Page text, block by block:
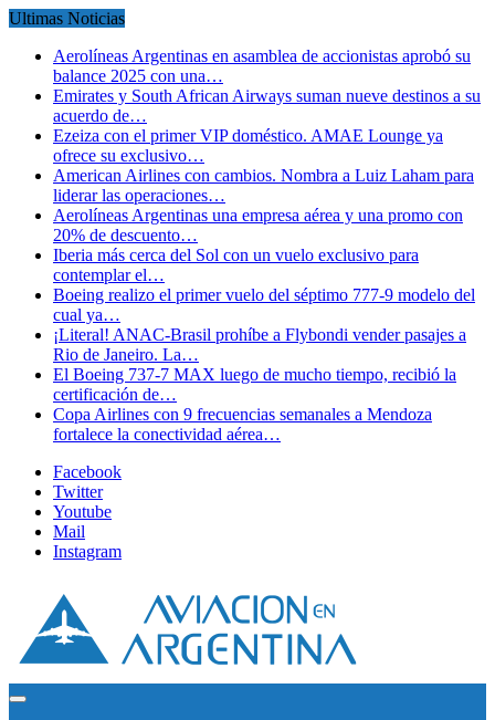
Ultimas Noticias
Aerolíneas Argentinas en asamblea de accionistas aprobó su
balance 2025 con una…
Emirates y South African Airways suman nueve destinos a su
acuerdo de…
Ezeiza con el primer VIP doméstico. AMAE Lounge ya
ofrece su exclusivo…
American Airlines con cambios. Nombra a Luiz Laham para
liderar las operaciones…
Aerolíneas Argentinas una empresa aérea y una promo con
20% de descuento…
Iberia más cerca del Sol con un vuelo exclusivo para
contemplar el…
Boeing realizo el primer vuelo del séptimo 777-9 modelo del
cual ya…
¡Literal! ANAC-Brasil prohíbe a Flybondi vender pasajes a
Rio de Janeiro. La…
El Boeing 737-7 MAX luego de mucho tiempo, recibió la
certificación de…
Copa Airlines con 9 frecuencias semanales a Mendoza
fortalece la conectividad aérea…
Facebook
Twitter
Youtube
Mail
Instagram